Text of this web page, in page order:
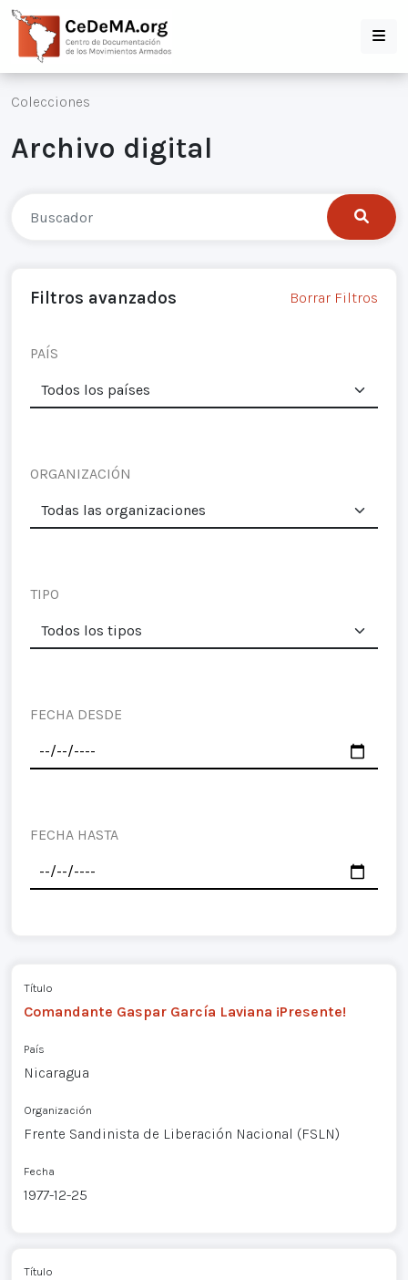
Colecciones
Archivo digital
Filtros avanzados Borrar Filtros
PAÍS
ORGANIZACIÓN
TIPO
FECHA DESDE
FECHA HASTA
Título
Comandante Gaspar García Laviana ¡Presente!
País
Nicaragua
Organización
Frente Sandinista de Liberación Nacional (FSLN)
Fecha
1977-12-25
Título